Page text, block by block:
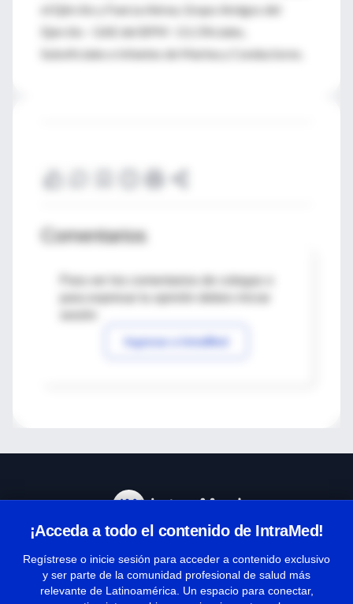
el Ejército y Fuerza Aérea, Grupo Amigos del
Ejercito - GAE del BPM -13, Oficiales,
Suboficiales e Infantes de Marina y Conductores.
Comentarios
Para ver los comentarios de colegas o
Ingresar a IntraMed
¡Acceda a todo el contenido de IntraMed!
Regístrese o inicie sesión para acceder a contenido exclusivo
y ser parte de la comunidad profesional de salud más
relevante de Latinoamérica. Un espacio para conectar,
Términos y condiciones